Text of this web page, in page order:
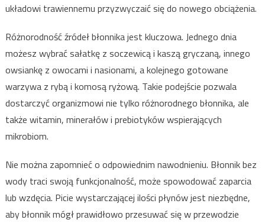
układowi trawiennemu przyzwyczaić się do nowego obciążenia.
Różnorodność źródeł błonnika jest kluczowa. Jednego dnia
możesz wybrać sałatkę z soczewicą i kaszą gryczaną, innego
owsiankę z owocami i nasionami, a kolejnego gotowane
warzywa z rybą i komosą ryżową. Takie podejście pozwala
dostarczyć organizmowi nie tylko różnorodnego błonnika, ale
także witamin, minerałów i prebiotyków wspierających
mikrobiom.
Nie można zapomnieć o odpowiednim nawodnieniu. Błonnik bez
wody traci swoją funkcjonalność, może spowodować zaparcia
lub wzdęcia. Picie wystarczającej ilości płynów jest niezbędne,
aby błonnik mógł prawidłowo przesuwać się w przewodzie